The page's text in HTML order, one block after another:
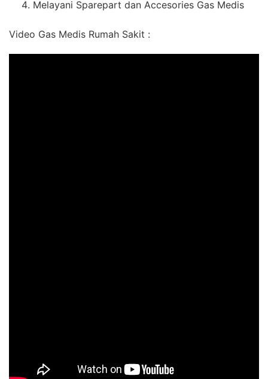
Melayani Sparepart dan Accesories Gas Medis
Video Gas Medis Rumah Sakit :